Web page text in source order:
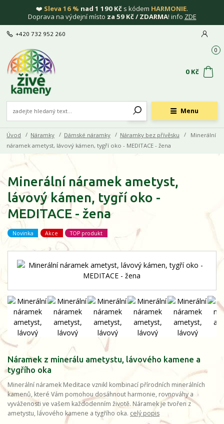
❤️ Sleva 16 % nad 1 190 Kč s kódem HARMONIE.
Doprava na výdejní místo za 59 Kč / ZDARMA! info ZDE
Menu
+420 732 952 260
0
0 Kč
Úvod Náramky Dámské náramky Náramky bez přívěsku
Minerální
náramek ametyst, lávový kámen, tygří oko - MEDITACE - žena
Minerální náramek ametyst,
lávový kámen, tygří oko -
MEDITACE - žena
Novinka Akce TOP produkt
Náramek z minerálu ametystu, lávového kamene a
tygřího oka
Minerální náramek Meditace vznikl kombinací přírodních minerálních
kamenů, které Vám pomohou dosáhnout harmonie, rovnováhy a
vyváženosti ve vašem každodenním životě. Náramek je tvořen z
ametystu, lávového kamene a tygřího oka. celý popis